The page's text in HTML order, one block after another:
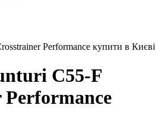
Performance купити в Києві
C55-F